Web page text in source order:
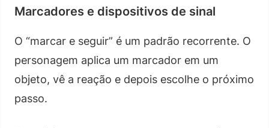
Marcadores e dispositivos de sinal
O “marcar e seguir” é um padrão recorrente. O
personagem aplica um marcador em um
objeto, vê a reação e depois escolhe o próximo
passo.